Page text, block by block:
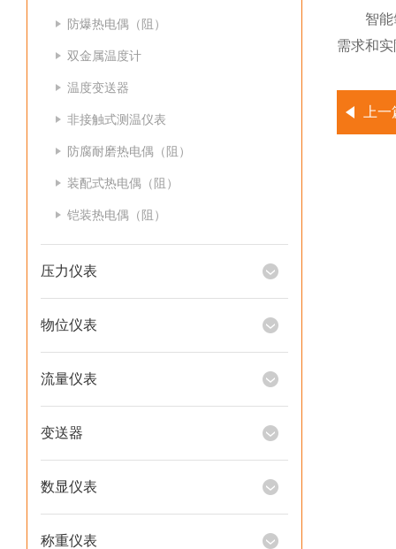
防爆热电偶（阻）
双金属温度计
温度变送器
非接触式测温仪表
防腐耐磨热电偶（阻）
装配式热电偶（阻）
铠装热电偶（阻）
压力仪表
物位仪表
流量仪表
变送器
数显仪表
称重仪表
智能氧
需求和
上